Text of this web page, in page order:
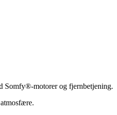
Somfy®‑motorer og fjernbetjening.